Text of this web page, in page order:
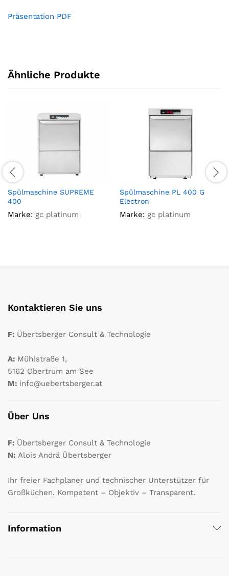
Präsentation PDF
Ähnliche Produkte
Spülmaschine SUPREME
400
Marke: gc platinum
Spülmaschine PL 400 G
Electron
Marke: gc platinum
Kontaktieren Sie uns
F: Übertsberger Consult & Technologie
A: Mühlstraße 1,
5162 Obertrum am See
M: info@uebertsberger.at
Über Uns
F: Übertsberger Consult & Technologie
N: Alois Andrä Übertsberger
Ihr freier Fachplaner und technischer Unterstützer für
Großküchen. Kompetent – Objektiv – Transparent.
Information